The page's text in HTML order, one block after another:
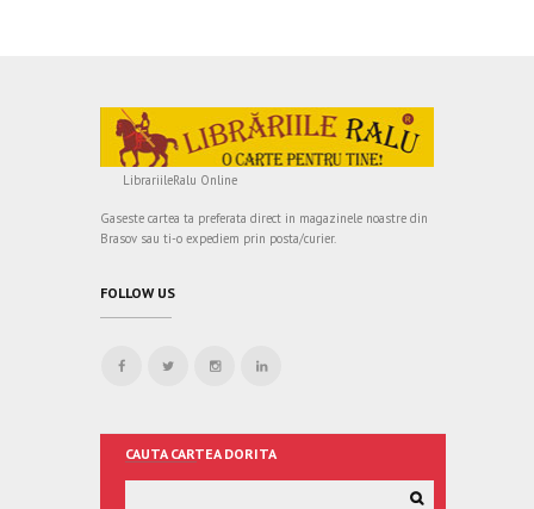
LibrariileRalu Online
Gaseste cartea ta preferata direct in magazinele noastre din
Brasov sau ti-o expediem prin posta/curier.
FOLLOW US
CAUTA CARTEA DORITA